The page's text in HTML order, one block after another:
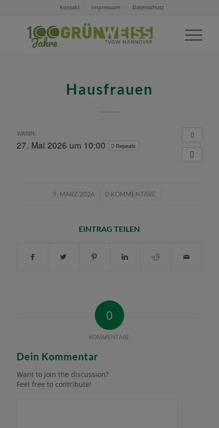
Kontakt Impressum Datenschutz
Hausfrauen
WANN:
27. Mai 2026 um 10:00 Repeats
9. MÄRZ 2026
/ 0 KOMMENTARE
/
EINTRAG TEILEN
0
KOMMENTARE
Dein Kommentar
Want to join the discussion?
Feel free to contribute!